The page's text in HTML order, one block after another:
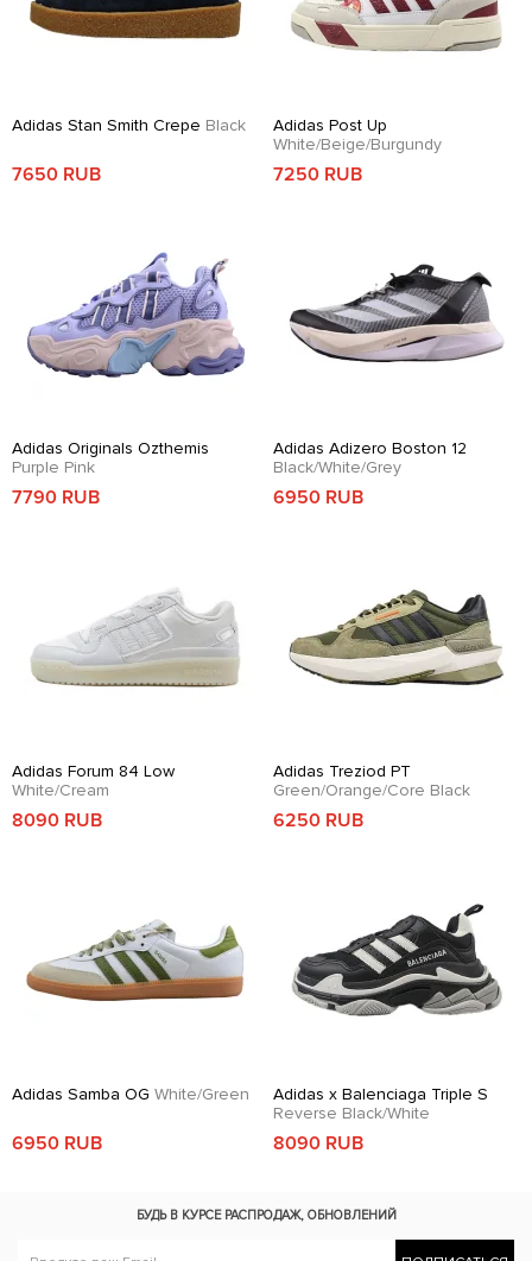
Adidas Stan Smith Crepe Black
7650 RUB
Adidas Post Up
White/Beige/Burgundy
7250 RUB
Adidas Originals Ozthemis
Purple Pink
7790 RUB
Adidas Adizero Boston 12
Black/White/Grey
6950 RUB
Adidas Forum 84 Low
White/Cream
8090 RUB
Adidas Treziod PT
Green/Orange/Core Black
6250 RUB
Adidas Samba OG White/Green
6950 RUB
Adidas x Balenciaga Triple S
Reverse Black/White
8090 RUB
БУДЬ В КУРСЕ РАСПРОДАЖ, ОБНОВЛЕНИЙ